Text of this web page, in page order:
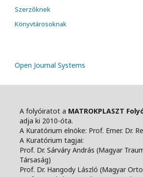
Szerzőknek
Könyvtárosoknak
Open Journal Systems
A folyóiratot a MATROKPLASZT
adja ki 2010-óta.
A Kuratórium elnöke: Prof. Emer. Dr.
A Kuratórium tagjai:
Prof. Dr. Sárváry András (Magyar
Társaság)
Prof. Dr. Hangody László (Magyar